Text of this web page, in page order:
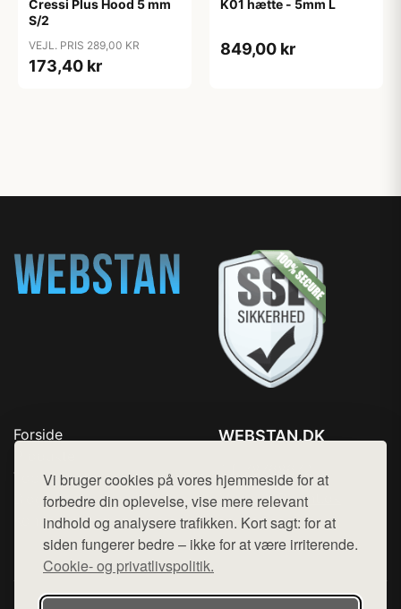
Vi bruger cookies på vores hjemmeside for at
forbedre din oplevelse, vise mere relevant
indhold og analysere trafikken. Kort sagt: for at
siden fungerer bedre – ikke for at være irriterende.
Cookie- og privatlivspolitik.
Cressi Plus Hood 5 mm
S/2
VEJL. PRIS 289,00 KR
173,40 kr
K01 hætte - 5mm L
849,00 kr
Forside
Top Rabatter
Blog
Kontakt
WEBSTAN.DK
Mail: hej@want.dk
Cookie- og privatlivspolitik